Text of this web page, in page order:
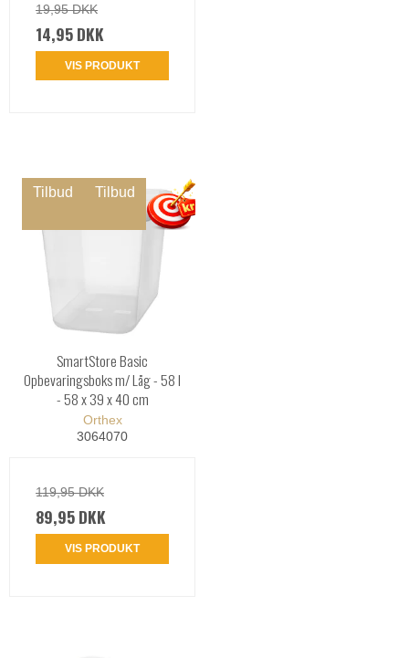
19,95 DKK
14,95 DKK
VIS PRODUKT
Tilbud Tilbud
SmartStore Basic
Opbevaringsboks m/ Låg - 58 l
- 58 x 39 x 40 cm
Orthex
3064070
119,95 DKK
89,95 DKK
VIS PRODUKT